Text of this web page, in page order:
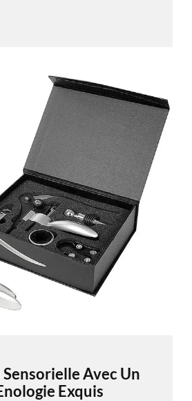
Avec Un
Exquis